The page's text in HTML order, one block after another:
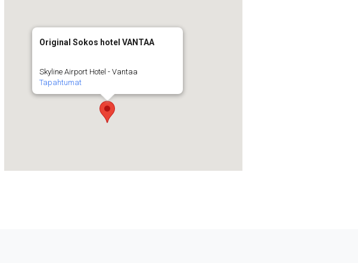
Original Sokos hotel VANTAA
Skyline Airport Hotel - Vantaa
Tapahtumat